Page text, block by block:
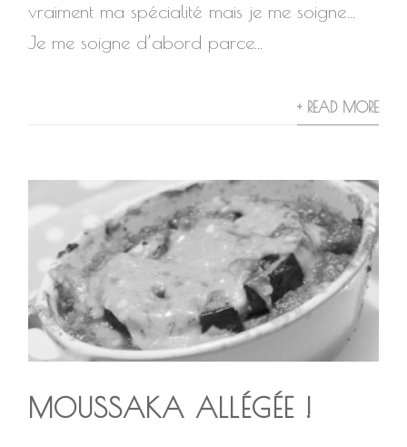
vraiment ma spécialité mais je me soigne…
Je me soigne d’abord parce...
+ READ MORE
MOUSSAKA ALLÉGÉE !